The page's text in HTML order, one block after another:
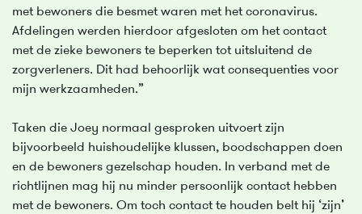
met bewoners die besmet waren met het coronavirus.
Afdelingen werden hierdoor afgesloten om het contact
met de zieke bewoners te beperken tot uitsluitend de
zorgverleners. Dit had behoorlijk wat consequenties voor
mijn werkzaamheden.”
Taken die Joey normaal gesproken uitvoert zijn
bijvoorbeeld huishoudelijke klussen, boodschappen doen
en de bewoners gezelschap houden. In verband met de
richtlijnen mag hij nu minder persoonlijk contact hebben
met de bewoners. Om toch contact te houden belt hij ‘zijn’